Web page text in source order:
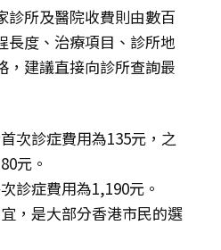
診所及醫院收費則由數百
長度、治療項目、診所地
，建議直接向診所查詢最
次診症費用為135元，之
元。
診症費用為1,190元。
，是大部分香港市民的選